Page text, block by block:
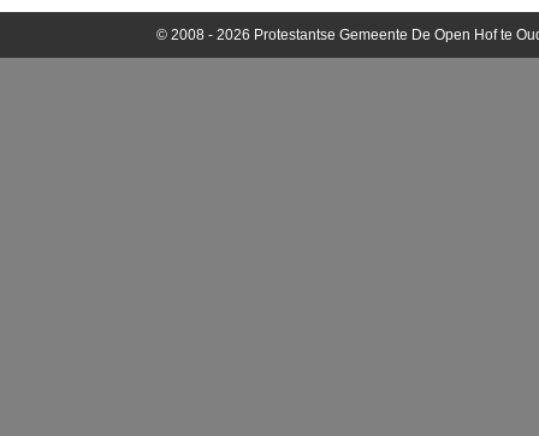
© 2008 - 2026 Protestantse Gemeente De Open Hof te